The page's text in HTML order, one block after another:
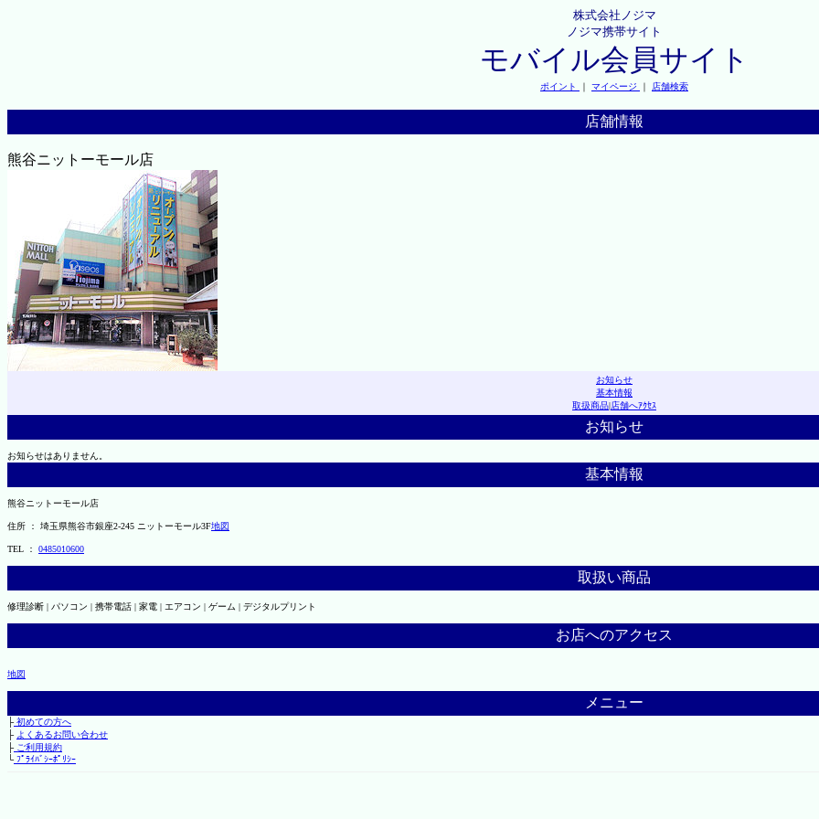
株式会社ノジマ
ノジマ携帯サイト
モバイル会員サイト
ポイント ｜ マイページ ｜ 店舗検索
店舗情報
熊谷ニットーモール店
お知らせ
基本情報
取扱商品|店舗へｱｸｾｽ
お知らせ
お知らせはありません。
基本情報
熊谷ニットーモール店
住所 ： 埼玉県熊谷市銀座2-245 ニットーモール3F地図
TEL ： 0485010600
取扱い商品
修理診断 | パソコン | 携帯電話 | 家電 | エアコン | ゲーム | デジタルプリント
お店へのアクセス
地図
メニュー
├初めての方へ
├ よくあるお問い合わせ
├ご利用規約
└ﾌﾟﾗｲﾊﾞｼｰﾎﾟﾘｼｰ